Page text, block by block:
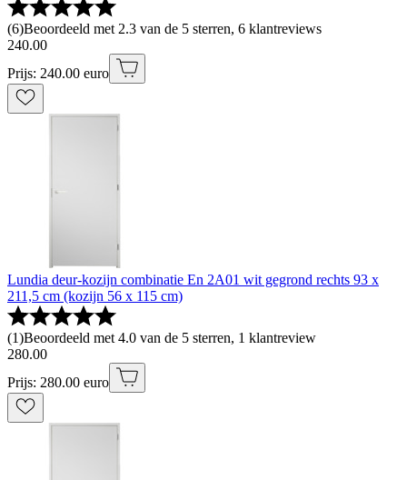
(6)Beoordeeld met 2.3 van de 5 sterren, 6 klantreviews
240.00
Prijs: 240.00 euro
Lundia deur-kozijn combinatie En 2A01 wit gegrond rechts 93 x
211,5 cm (kozijn 56 x 115 cm)
(1)Beoordeeld met 4.0 van de 5 sterren, 1 klantreview
280.00
Prijs: 280.00 euro